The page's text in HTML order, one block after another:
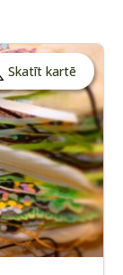
Skatīt kartē